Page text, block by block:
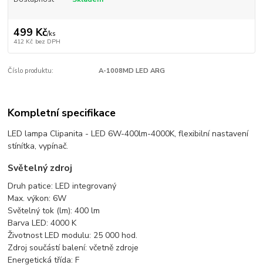
499 Kč/ks
412 Kč bez DPH
Číslo produktu: A-1008MD LED ARG
Kompletní specifikace
LED lampa Clipanita - LED 6W-400lm-4000K, flexibilní nastavení
stínítka, vypínač.
Světelný zdroj
Druh patice: LED integrovaný
Max. výkon: 6W
Světelný tok (lm): 400 lm
Barva LED: 4000 K
Životnost LED modulu: 25 000 hod.
Zdroj součástí balení: včetně zdroje
Energetická třída: F